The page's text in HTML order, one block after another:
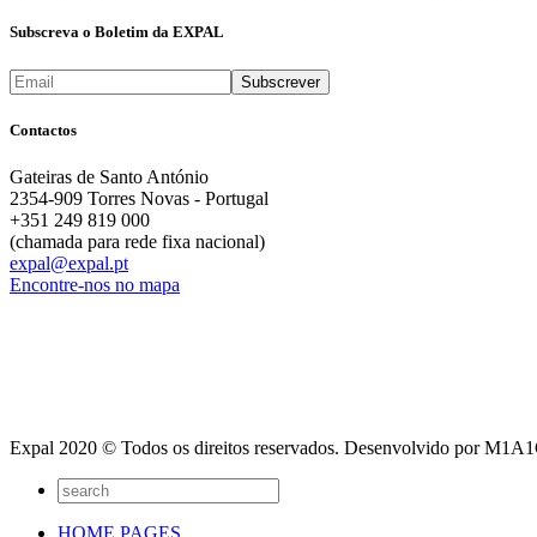
Subscreva o Boletim da EXPAL
Contactos
Gateiras de Santo António
2354-909 Torres Novas - Portugal
+351 249 819 000
(chamada para rede fixa nacional)
expal@expal.pt
Encontre-nos no mapa
Expal 2020 © Todos os direitos reservados. Desenvolvido por
HOME PAGES